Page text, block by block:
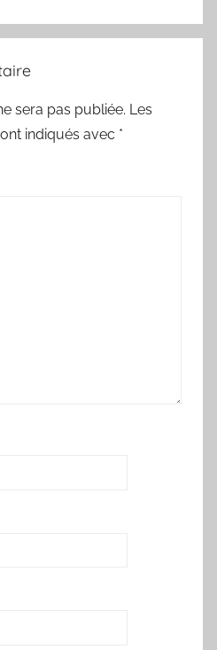
sera pas publiée. Les
indiqués avec *